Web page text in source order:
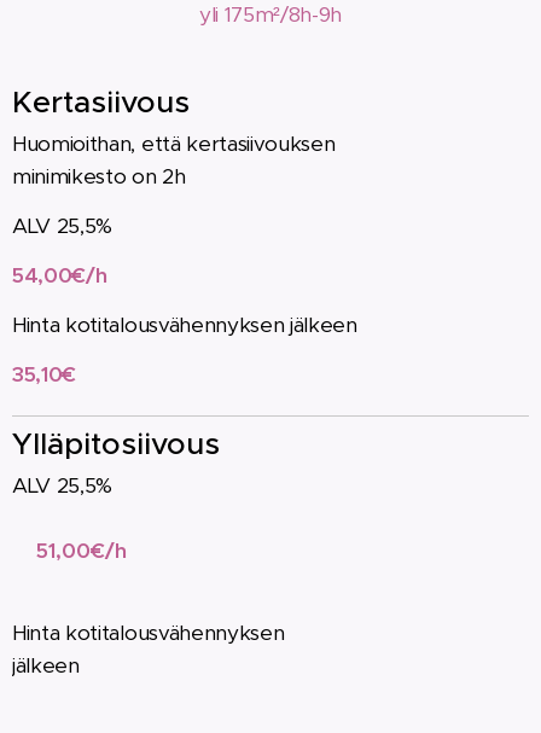
yli 175m²/8h-9h
Kertasiivous
Huomioithan, että kertasiivouksen
minimikesto on 2h
ALV 25,5%
54,00€/h
Hinta kotitalousvähennyksen jälkeen
35,10€
Ylläpitosiivous
ALV 25,5%
51,00€/h
Hinta kotitalousvähennyksen
jälkeen